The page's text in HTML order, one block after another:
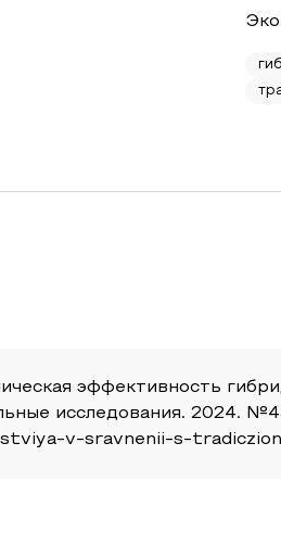
эффективность
исследования. 2024.
v-sravnenii-s-